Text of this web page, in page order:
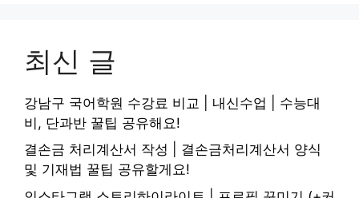
최신 글
강남구 국어학원 수강료 비교 | 내신수업 | 수능대
비, 단과반 꿀팁 공유해요!
결손금 처리계산서 작성 | 결손금처리계산서 양식
및 기재법 꿀팁 공유할게요!